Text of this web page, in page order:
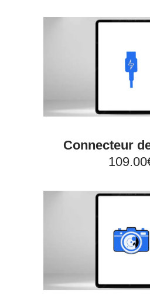
Connecteur